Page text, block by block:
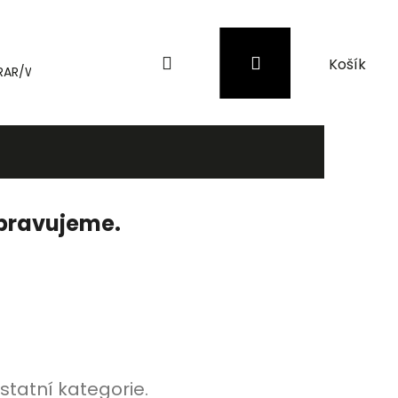
WinRAR Záložní zdroje (UPS) a přepěťové
PřihlášeníNákupní
košík
kategorie.